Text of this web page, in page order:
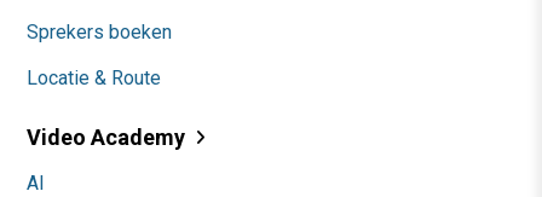
Sprekers boeken
Locatie & Route
Video Academy
AI